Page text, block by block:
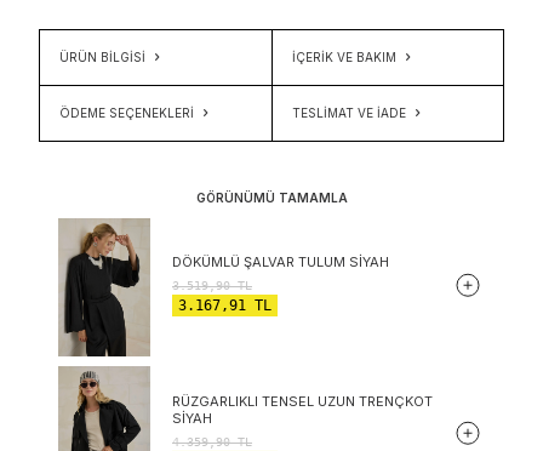
ÜRÜN BİLGİSİ İÇERIK VE BAKIM
ÖDEME SEÇENEKLERI TESLIMAT VE İADE
GÖRÜNÜMÜ TAMAMLA
DÖKÜMLÜ ŞALVAR TULUM SIYAH
3.519,90TL
3.167,91 TL
RÜZGARLIKLI TENSEL UZUN TRENÇKOT
SIYAH
4.359,90TL